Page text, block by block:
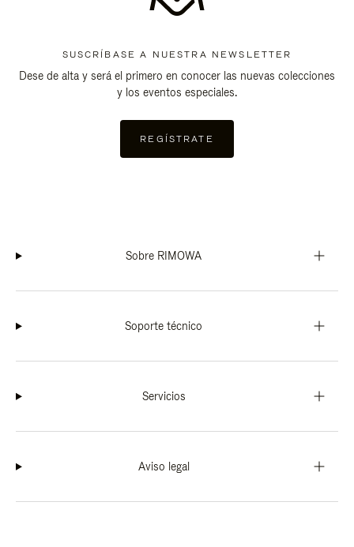
SUSCRÍBASE A NUESTRA NEWSLETTER
Dese de alta y será el primero en conocer las nuevas colecciones
y los eventos especiales.
REGÍSTRATE
Sobre RIMOWA
Soporte técnico
Servicios
Aviso legal